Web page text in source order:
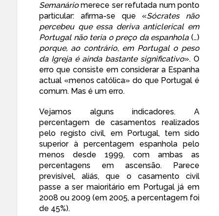
Semanáriomerece ser refutada num ponto
particular: afirma-se que «Sócrates não
percebeu que essa deriva anticlerical em
Portugal não teria o preço da espanhola(…)
porque, ao contrário, em Portugal o peso
da Igreja é ainda bastante significativo». O
erro que consiste em considerar a Espanha
actual «menos católica» do que Portugal é
comum. Mas é um erro.
Vejamos alguns indicadores. A
percentagem de casamentos realizados
pelo registo civil, em Portugal, tem sido
superior à percentagem espanhola pelo
menos desde 1999, com ambas as
percentagens em ascensão. Parece
previsível, aliás, que o casamento civil
passe a ser maioritário em Portugal já em
2008 ou 2009 (em 2005, a percentagem foi
de 45%).